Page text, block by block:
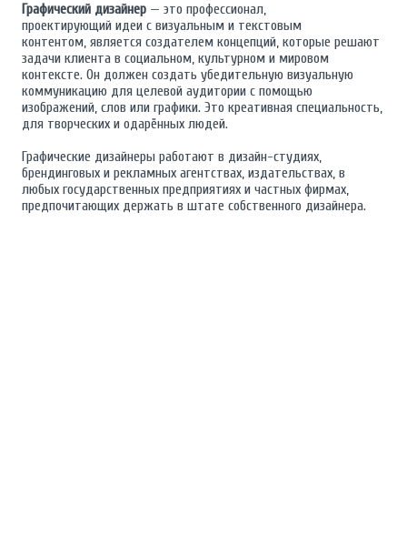
Графический дизайнер — это профессионал,
проектирующий идеи с визуальным и текстовым
контентом, является создателем концепций, которые решают
задачи клиента в социальном, культурном и мировом
контексте. Он должен создать убедительную визуальную
коммуникацию для целевой аудитории с помощью
изображений, слов или графики. Это креативная специальность,
для творческих и одарённых людей.
Графические дизайнеры работают в дизайн-студиях,
брендинговых и рекламных агентствах, издательствах, в
любых государственных предприятиях и частных фирмах,
предпочитающих держать в штате собственного дизайнера.